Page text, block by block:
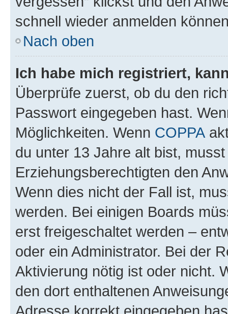
schnell wieder anmelden
Nach oben
Ich habe mich registriert,
Überprüfe zuerst, ob du den
Passwort eingegeben hast.
Möglichkeiten. Wenn COPPA
du unter 13 Jahre alt bist,
Erziehungsberechtigten den
Wenn dies nicht der Fall ist,
werden. Bei einigen Boards
erst freigeschaltet werden –
oder ein Administrator. Bei der
Aktivierung nötig ist oder nicht.
den dort enthaltenen